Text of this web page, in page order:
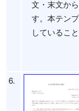
文・末文か
す。本テン
しているこ
6.